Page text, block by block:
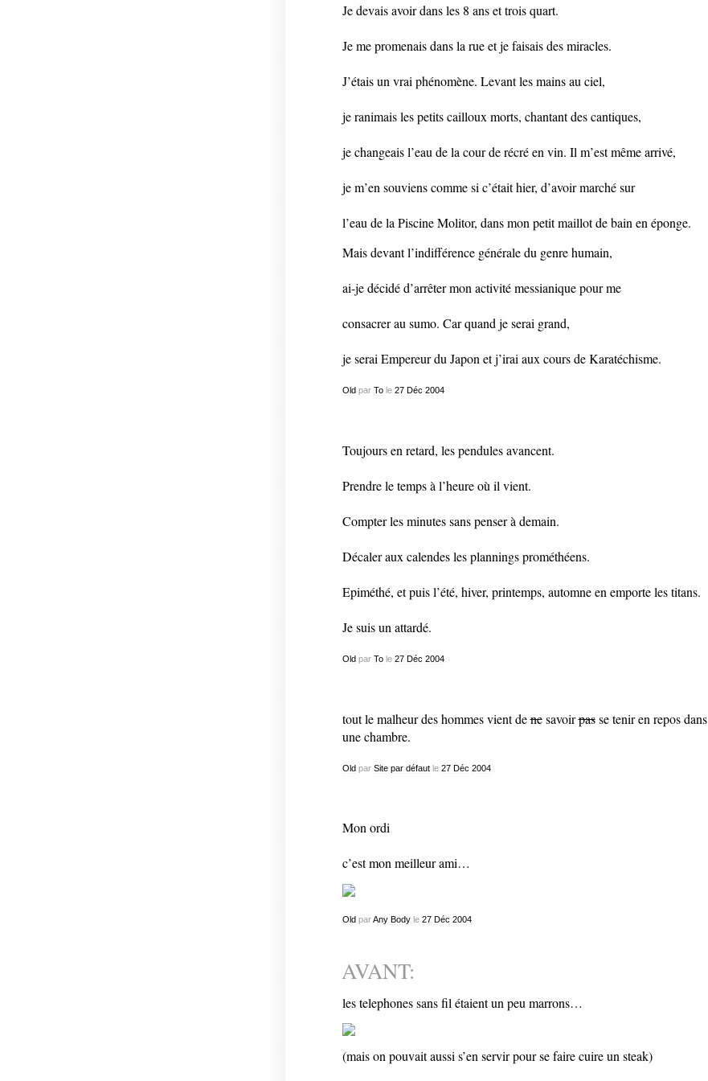
Je devais avoir dans les 8 ans et trois quart.
Je me promenais dans la rue et je faisais des miracles.
J’étais un vrai phénomène. Levant les mains au ciel,
je ranimais les petits cailloux morts, chantant des cantiques,
je changeais l’eau de la cour de récré en vin. Il m’est même arrivé,
je m’en souviens comme si c’était hier, d’avoir marché sur
l’eau de la Piscine Molitor, dans mon petit maillot de bain en éponge.
Mais devant l’indifférence générale du genre humain,
ai-je décidé d’arrêter mon activité messianique pour me
consacrer au sumo. Car quand je serai grand,
je serai Empereur du Japon et j’irai aux cours de Karatéchisme.
Old par Tole 27 Déc 2004
Toujours en retard, les pendules avancent.
Prendre le temps à l’heure où il vient.
Compter les minutes sans penser à demain.
Décaler aux calendes les plannings prométhéens.
Epiméthé, et puis l’été, hiver, printemps, automne en emporte les titans.
Je suis un attardé.
Oldpar Tole 27 Déc 2004
tout le malheur des hommes vient denesavoirpasse tenir en repos dans
une chambre.
Oldpar Site par défautle 27 Déc 2004
Mon ordi
c’est mon meilleur ami…
Old parAny Bodyle 27 Déc 2004
AVANT:
les telephones sans fil étaient un peu marrons…
(mais on pouvait aussi s’en servir pour se faire cuire un steak)